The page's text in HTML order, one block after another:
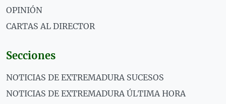
OPINIÓN
CARTAS AL DIRECTOR
Secciones
NOTICIAS DE EXTREMADURA SUCESOS
NOTICIAS DE EXTREMADURA ÚLTIMA HORA